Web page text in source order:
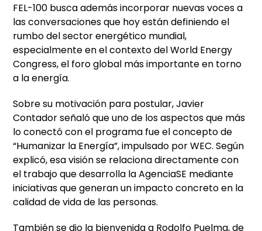
FEL-100 busca además incorporar nuevas voces a
las conversaciones que hoy están definiendo el
rumbo del sector energético mundial,
especialmente en el contexto del World Energy
Congress, el foro global más importante en torno
a la energía.
Sobre su motivación para postular, Javier
Contador señaló que uno de los aspectos que más
lo conectó con el programa fue el concepto de
“Humanizar la Energía”, impulsado por WEC. Según
explicó, esa visión se relaciona directamente con
el trabajo que desarrolla la AgenciaSE mediante
iniciativas que generan un impacto concreto en la
calidad de vida de las personas.
También se dio la bienvenida a Rodolfo Puelma, de